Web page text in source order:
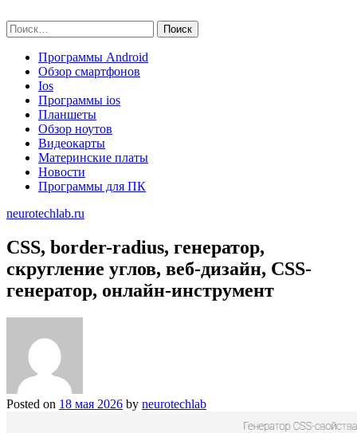
to
content
Найти:
Программы Android
Обзор смартфонов
Ios
Программы ios
Планшеты
Обзор ноутов
Видеокарты
Материнские платы
Новости
Программы для ПК
neurotechlab.ru
CSS, border-radius, генератор,
скругление углов, веб-дизайн, CSS-
генератор, онлайн-инструмент
Posted on 18 мая 2026 by neurotechlab